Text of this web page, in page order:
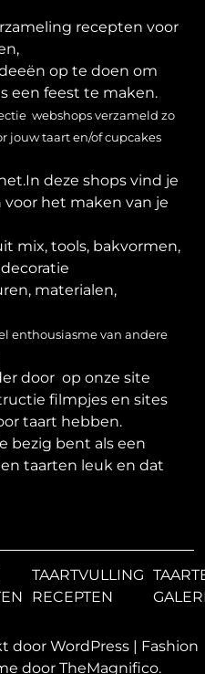
recepten voor
op te doen om
een feest te maken.
webshops verzameld zo
jouw taart en/of cupcakes
deze shops vind je
het maken van je
mix, tools, bakvormen,
materialen,
enthousiasme van andere
door op onze site
filmpjes en sites
taart hebben.
bezig bent als een
taarten leuk en dat
TAARTVULLING
RECEPTEN
door WordPress | Fashion
door TheMagnifico.